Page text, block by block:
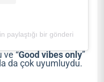
paylaştığı bir gönderi
ve “Good vibes only”
da çok uyumluydu.